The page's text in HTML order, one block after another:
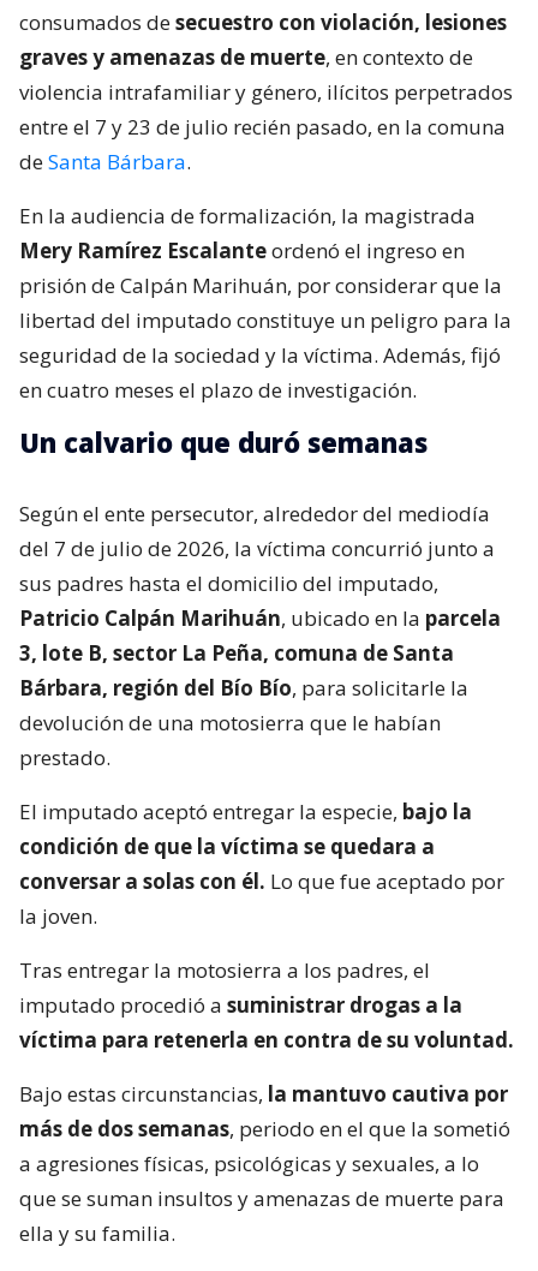
consumados desecuestro con violación, lesiones
graves y amenazas de muerte, en contexto de
violencia intrafamiliar y género, ilícitos perpetrados
entre el 7 y 23 de julio recién pasado, en la comuna
deSanta Bárbara.
En la audiencia de formalización, la magistrada
Mery Ramírez Escalanteordenó el ingreso en
prisión de Calpán Marihuán, por considerar que la
libertad del imputado constituye un peligro para la
seguridad de la sociedad y la víctima. Además, fijó
en cuatro meses el plazo de investigación.
Un calvario que duró semanas
Según el ente persecutor, alrededor del mediodía
del 7 de julio de 2026, la víctima concurrió junto a
sus padres hasta el domicilio del imputado,
Patricio Calpán Marihuán, ubicado en la parcela
3, lote B, sector La Peña, comuna de Santa
Bárbara, región del Bío Bío, para solicitarle la
devolución de una motosierra que le habían
prestado.
El imputado aceptó entregar la especie, bajo la
condición de que la víctima se quedara a
conversar a solas con él. Lo que fue aceptado por
la joven.
Tras entregar la motosierra a los padres, el
imputado procedió a suministrar drogas a la
víctima para retenerla en contra de su voluntad.
Bajo estas circunstancias, la mantuvo cautiva por
más de dos semanas, periodo en el que la sometió
a agresiones físicas, psicológicas y sexuales, a lo
que se suman insultos y amenazas de muerte para
ella y su familia.